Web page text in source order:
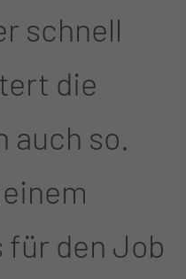
schnell
die
auch so.
für den Job